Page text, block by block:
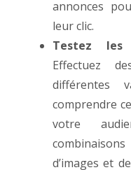
annonces
leur clic.
Testez les
Effectuez
différentes
comprendre
votre
d’images et